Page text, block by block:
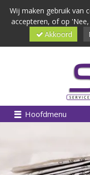
Wij maken gebruik van
accepteren, of op
Akkoord
Hoofdmenu